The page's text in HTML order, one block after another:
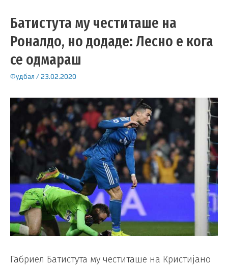
Батистута му честиташе на
Роналдо, но додаде: Лесно е кога
се одмараш
Фудбал /23.02.2020
Габриел Батистута му честиташе на Кристијано